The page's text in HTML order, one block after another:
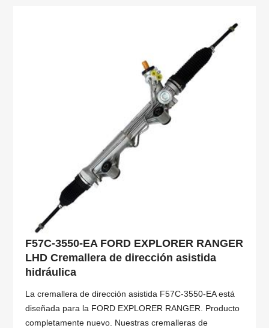
F57C-3550-EA FORD EXPLORER RANGER
LHD Cremallera de dirección asistida
hidráulica
La cremallera de dirección asistida F57C-3550-EA está
diseñada para la FORD EXPLORER RANGER. Producto
completamente nuevo. Nuestras cremalleras de